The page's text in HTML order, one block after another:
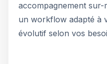
accompagnement sur-
un workflow adapté à
évolutif selon vos